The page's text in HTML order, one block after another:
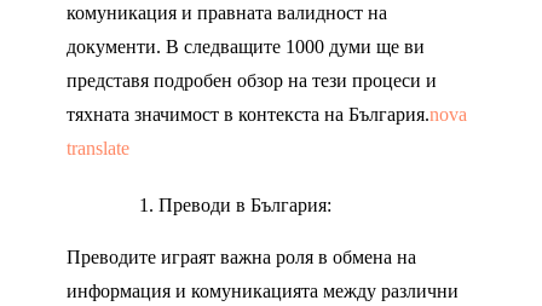
комуникация и правната валидност на
документи. В следващите 1000 думи ще ви
представя подробен обзор на тези процеси и
тяхната значимост в контекста на България.nova
translate
Преводи в България:
Преводите играят важна роля в обмена на
информация и комуникацията между различни